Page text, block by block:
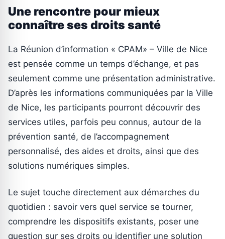
Une rencontre pour mieux
connaître ses droits santé
La Réunion d’information « CPAM» – Ville de Nice
est pensée comme un temps d’échange, et pas
seulement comme une présentation administrative.
D’après les informations communiquées par la Ville
de Nice, les participants pourront découvrir des
services utiles, parfois peu connus, autour de la
prévention santé, de l’accompagnement
personnalisé, des aides et droits, ainsi que des
solutions numériques simples.
Le sujet touche directement aux démarches du
quotidien : savoir vers quel service se tourner,
comprendre les dispositifs existants, poser une
question sur ses droits ou identifier une solution